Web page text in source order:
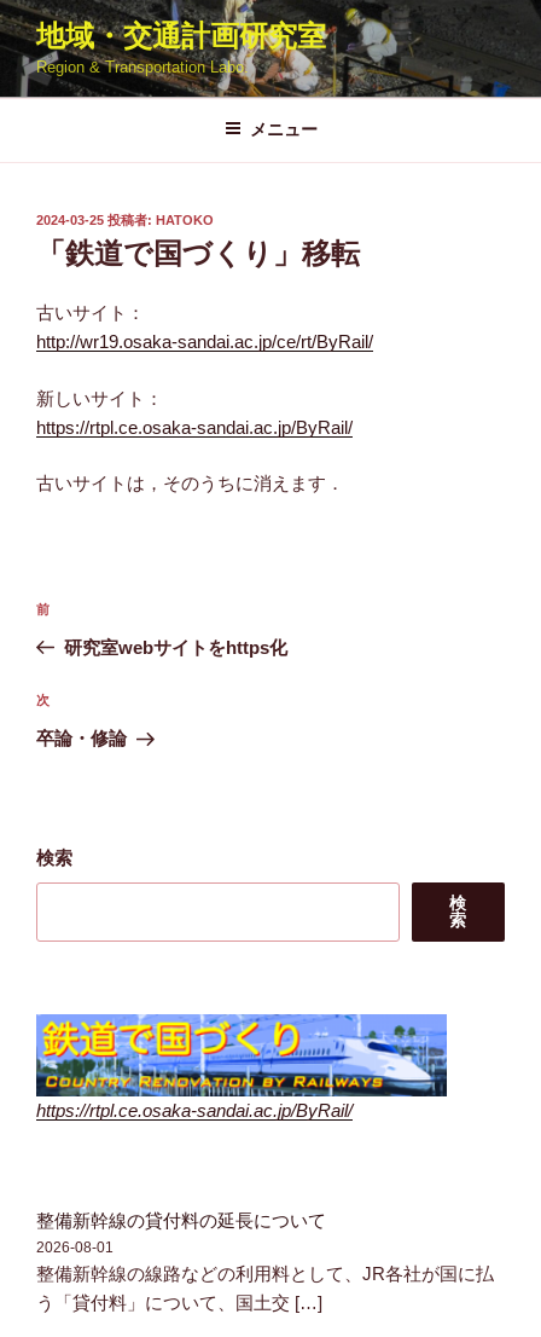
コ
ン
ン
へ
地域・交通計画研究室
Region & Transportation Labo.
メニュー
投
2024-03-25 投稿者: HATOKO
「鉄道で国づくり」移転
古いサイト：
http://wr19.osaka-sandai.ac.jp/ce/rt/ByRail/
新しいサイト：
https://rtpl.ce.osaka-sandai.ac.jp/ByRail/
古いサイトは，そのうちに消えます．
投
ビ
ゲ
ン
前
の
稿
前
研究室webサイトをhttps化
次
の
次
卒論・修論
検索
検
索
https://rtpl.ce.osaka-sandai.ac.jp/ByRail/
整備新幹線の貸付料の延長について
2026-08-01
整備新幹線の線路などの利用料として、JR各社が国に払
う「貸付料」について、国土交 […]